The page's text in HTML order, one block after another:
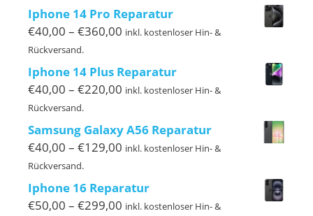
Iphone 14 Pro Reparatur
€40,00 – €360,00 Preisspanne:
bis
€360,00
inkl. kostenloser Hin- &
Rückversand.
Iphone 14 Plus Reparatur
€40,00 – €220,00 Preisspanne:
bis
inkl. kostenloser Hin- &
Rückversand.
Samsung Galaxy A56 Reparatur
€40,00 – €129,00 Preisspanne:
bis
inkl. kostenloser Hin- &
Rückversand.
Iphone 16 Reparatur
€50,00 – €299,00 Preisspanne:
inkl. kostenloser Hin- &